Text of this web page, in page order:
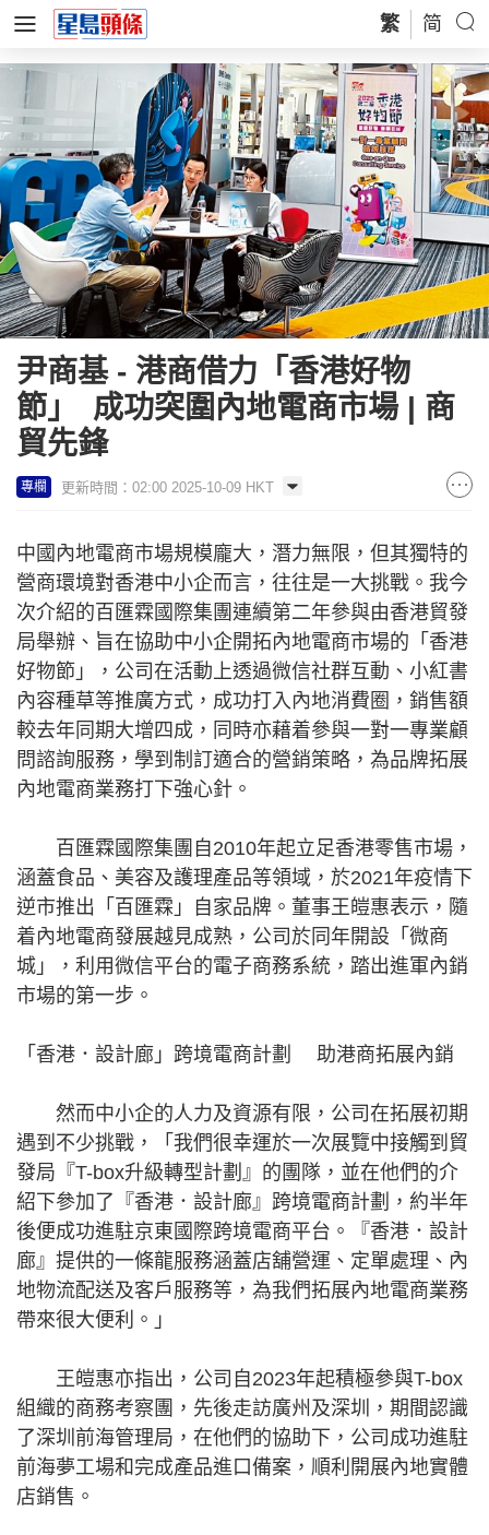
繁 简
尹商基 - 港商借力「香港好物
節」 成功突圍內地電商市場 | 商
貿先鋒
專欄 更新時間：02:00 2025-10-09 HKT
中國內地電商市場規模龐大，潛力無限，但其獨特的
營商環境對香港中小企而言，往往是一大挑戰。我今
次介紹的百匯霖國際集團連續第二年參與由香港貿發
局舉辦、旨在協助中小企開拓內地電商市場的「香港
好物節」，公司在活動上透過微信社群互動、小紅書
內容種草等推廣方式，成功打入內地消費圈，銷售額
較去年同期大增四成，同時亦藉着參與一對一專業顧
問諮詢服務，學到制訂適合的營銷策略，為品牌拓展
內地電商業務打下強心針。
百匯霖國際集團自2010年起立足香港零售市場，
涵蓋食品、美容及護理產品等領域，於2021年疫情下
逆市推出「百匯霖」自家品牌。董事王皚惠表示，隨
着內地電商發展越見成熟，公司於同年開設「微商
城」，利用微信平台的電子商務系統，踏出進軍內銷
市場的第一步。
「香港．設計廊」跨境電商計劃 助港商拓展內銷
然而中小企的人力及資源有限，公司在拓展初期
遇到不少挑戰，「我們很幸運於一次展覽中接觸到貿
發局『T-box升級轉型計劃』的團隊，並在他們的介
紹下參加了『香港．設計廊』跨境電商計劃，約半年
後便成功進駐京東國際跨境電商平台。『香港．設計
廊』提供的一條龍服務涵蓋店舖營運、定單處理、內
地物流配送及客戶服務等，為我們拓展內地電商業務
帶來很大便利。」
王皚惠亦指出，公司自2023年起積極參與T-box
組織的商務考察團，先後走訪廣州及深圳，期間認識
了深圳前海管理局，在他們的協助下，公司成功進駐
前海夢工場和完成產品進口備案，順利開展內地實體
店銷售。